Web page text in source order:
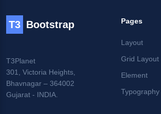
T3 Bootstrap
T3Planet
301, Victoria Heights,
Bhavnagar – 364002
Gujarat - INDIA.
Pages
Layout
Grid Layout
Element
Typography